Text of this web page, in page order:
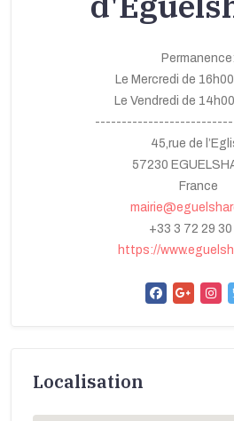
Permanence:
Le Mercredi de
Le Vendredi de
45,rue de
57230
France
+33 3 72 29 30
https://
Localisation